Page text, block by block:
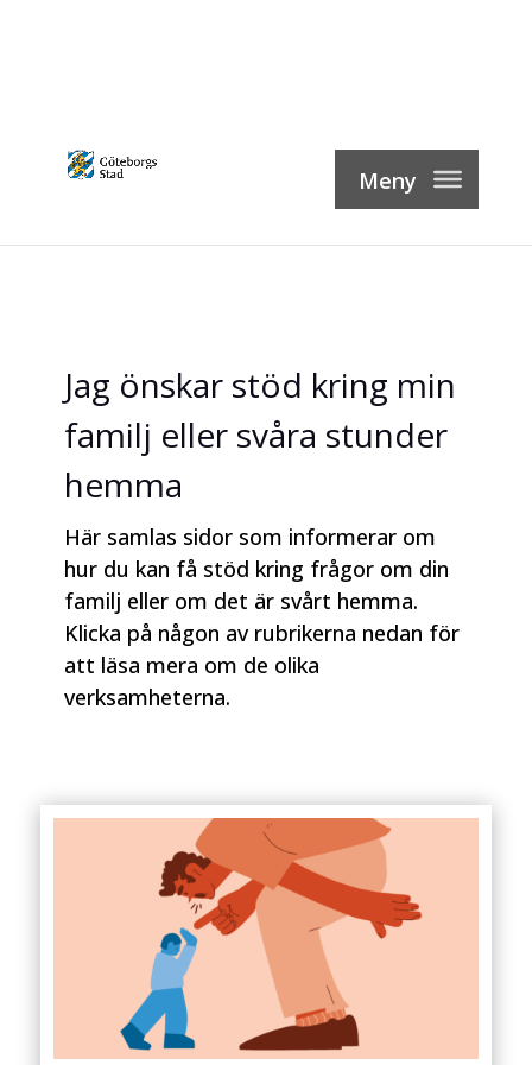
Jag önskar stöd kring min
familj eller svåra stunder
hemma
Här samlas sidor som informerar om
hur du kan få stöd kring frågor om din
familj eller om det är svårt hemma.
Klicka på någon av rubrikerna nedan för
att läsa mera om de olika
verksamheterna.